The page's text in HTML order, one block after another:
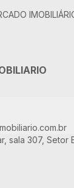
sala 307, Setor